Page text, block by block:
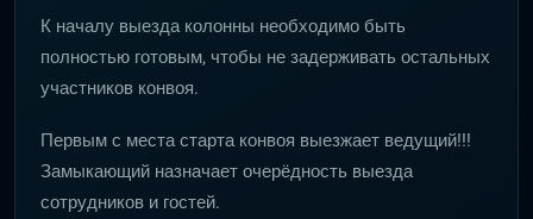
К началу выезда колонны необходимо быть
полностью готовым, чтобы не задерживать остальных
участников конвоя.
Первым с места старта конвоя выезжает ведущий!!!
Замыкающий назначает очерёдность выезда
сотрудников и гостей.